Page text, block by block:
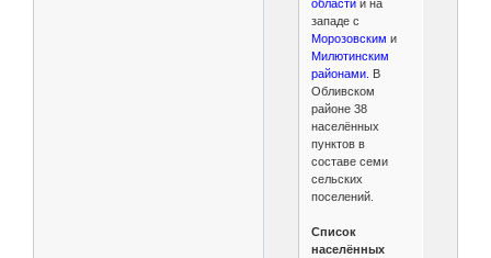
областии на
западе с
Морозовским и
Милютинским
районами. В
Обливском
районе 38
населённых
пунктов в
составе семи
сельских
поселений.
Список
населённых